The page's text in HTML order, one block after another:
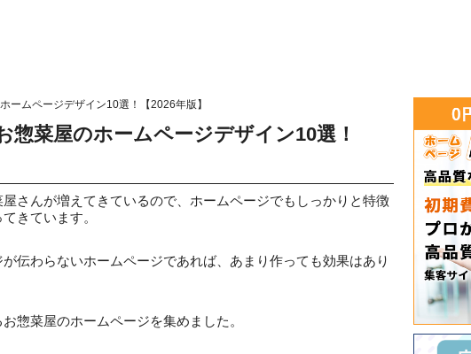
ームページデザイン10選！【2026年版】
菜屋のホームページデザイン10選！
さんが増えてきているので、ホームページでもしっかりと特徴
きています。
伝わらないホームページであれば、あまり作っても効果はあり
惣菜屋のホームページを集めました。